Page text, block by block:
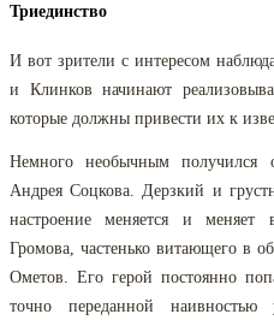
Триединство
И вот зрители с интересом
и Клинков начинают
которые должны привести их к
Немного необычным получился
Андрея Соцкова. Дерзкий и
настроение меняется и меняет
Громова, частенько витающего в
Ометов. Его герой постоянно
точно переданной